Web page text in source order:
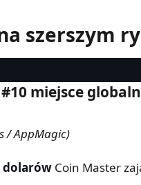
szerszym
miejsce
/ AppMagic)
dolarów Coin Master